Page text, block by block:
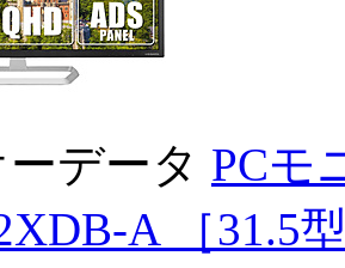
データ PCモ
A ［31.5